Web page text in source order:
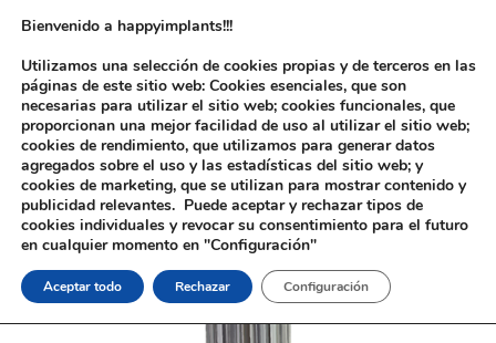
Inicio/Implantología/Aditamentos Analógicos/Nobel®
Replace®/ Tránsfer Nobel® Replace®
Bienvenido a happyimplants!!!
Utilizamos una selección de cookies propias y de terceros en las
páginas de este sitio web: Cookies esenciales, que son
necesarias para utilizar el sitio web; cookies funcionales, que
proporcionan una mejor facilidad de uso al utilizar el sitio web;
cookies de rendimiento, que utilizamos para generar datos
agregados sobre el uso y las estadísticas del sitio web; y
cookies de marketing, que se utilizan para mostrar contenido y
publicidad relevantes. Puede aceptar y rechazar tipos de
cookies individuales y revocar su consentimiento para el futuro
en cualquier momento en "Configuración"
Aceptar todo Rechazar Configuración